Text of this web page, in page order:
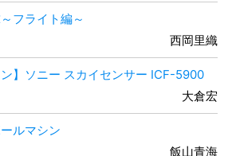
フライト編～
西岡里織
ン】ソニー スカイセンサー ICF-5900
大倉宏
ルマシン
飯山青海